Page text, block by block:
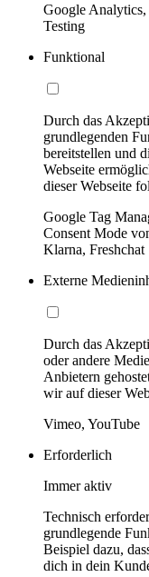
Google
Testing
Funktional
Durch das
grundlegenden
bereitstellen und
Webseite
dieser Webseite
Google Tag
Consent Mode
Klarna, Freshchat
Externe
Durch das
oder andere
Anbietern
wir auf dieser
Vimeo, YouTube
Erforderlich
Immer aktiv
Technisch
grundlegende
Beispiel dazu,
dich in dein